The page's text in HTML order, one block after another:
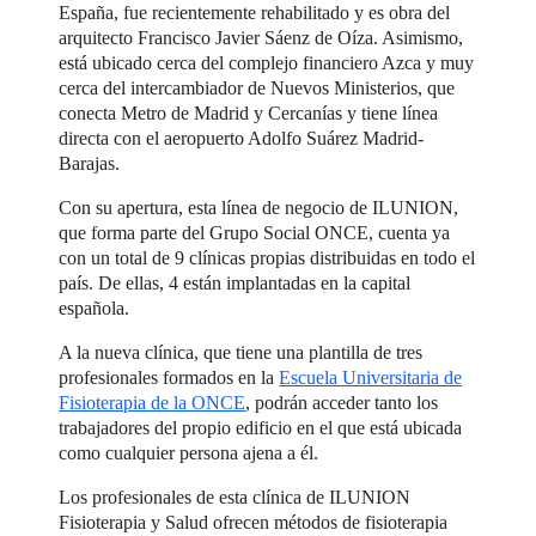
España, fue recientemente rehabilitado y es obra del
arquitecto Francisco Javier Sáenz de Oíza. Asimismo,
está ubicado cerca del complejo financiero Azca y muy
cerca del intercambiador de Nuevos Ministerios, que
conecta Metro de Madrid y Cercanías y tiene línea
directa con el aeropuerto Adolfo Suárez Madrid-
Barajas.
Con su apertura, esta línea de negocio de ILUNION,
que forma parte del Grupo Social ONCE, cuenta ya
con un total de 9 clínicas propias distribuidas en todo el
país. De ellas, 4 están implantadas en la capital
española.
A la nueva clínica, que tiene una plantilla de tres
profesionales formados en laEscuela Universitaria de
Fisioterapia de la ONCE, podrán acceder tanto los
trabajadores del propio edificio en el que está ubicada
como cualquier persona ajena a él.
Los profesionales de esta clínica de ILUNION
Fisioterapia y Salud ofrecen métodos de fisioterapia